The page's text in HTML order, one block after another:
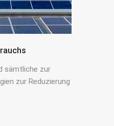
sämtliche zur
zur Reduzierung